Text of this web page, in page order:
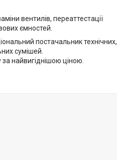
вентилів, переаттестації
ємностей.
постачальник технічних,
сумішей.
найвигіднішою ціною.